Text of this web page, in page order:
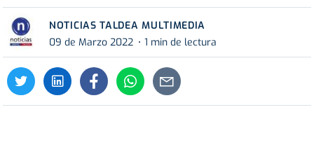
NOTICIAS TALDEA MULTIMEDIA
09 de Marzo 2022
1 min de lectura